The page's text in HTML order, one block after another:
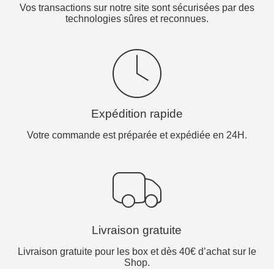
Vos transactions sur notre site sont sécurisées par des
technologies sûres et reconnues.
Expédition rapide
Votre commande est préparée et expédiée en 24H.
Livraison gratuite
Livraison gratuite pour les box et dès 40€ d’achat sur le
Shop.